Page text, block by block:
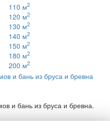
110 м2
120 м2
130 м2
140 м2
150 м2
180 м2
200 м2
и бань из бруса и бревна.